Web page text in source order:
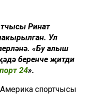
Ринат
Ул
«Бу алыш
беренче җитди
24».
Америка спортчысы